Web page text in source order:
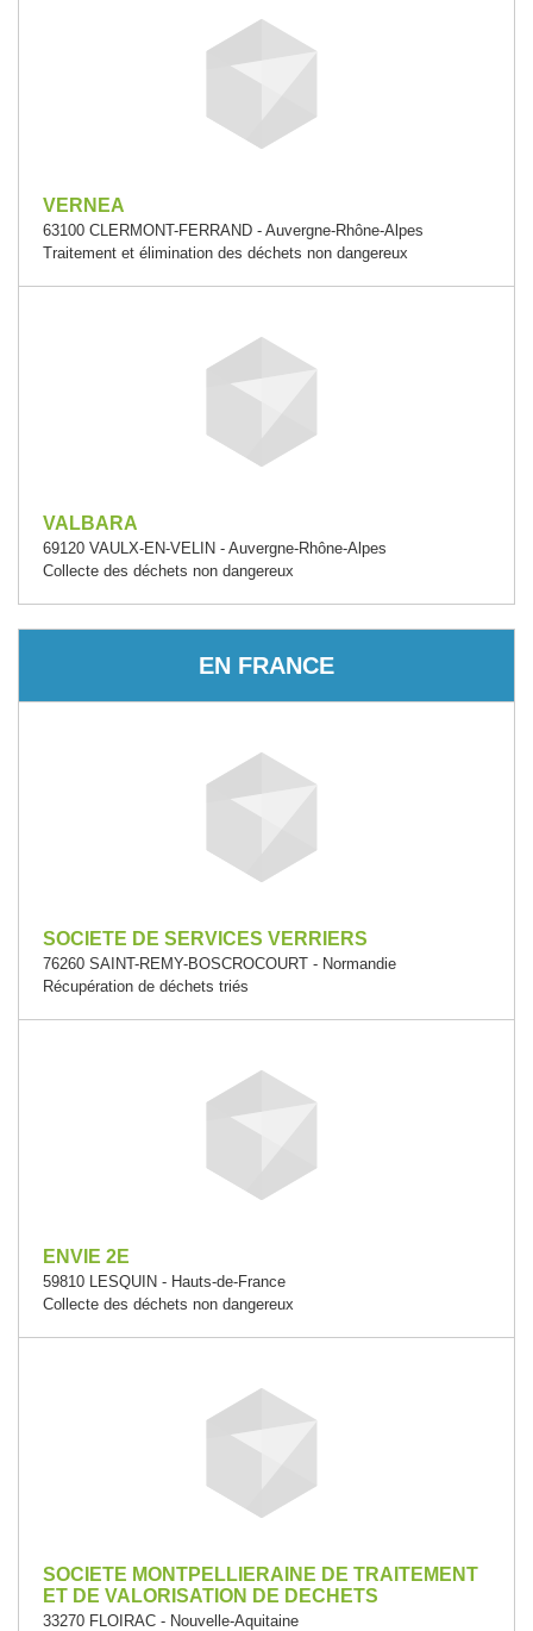
VERNEA
63100 CLERMONT-FERRAND - Auvergne-Rhône-Alpes
Traitement et élimination des déchets non dangereux
VALBARA
69120 VAULX-EN-VELIN - Auvergne-Rhône-Alpes
Collecte des déchets non dangereux
EN FRANCE
SOCIETE DE SERVICES VERRIERS
76260 SAINT-REMY-BOSCROCOURT - Normandie
Récupération de déchets triés
ENVIE 2E
59810 LESQUIN - Hauts-de-France
Collecte des déchets non dangereux
SOCIETE MONTPELLIERAINE DE TRAITEMENT
ET DE VALORISATION DE DECHETS
33270 FLOIRAC - Nouvelle-Aquitaine